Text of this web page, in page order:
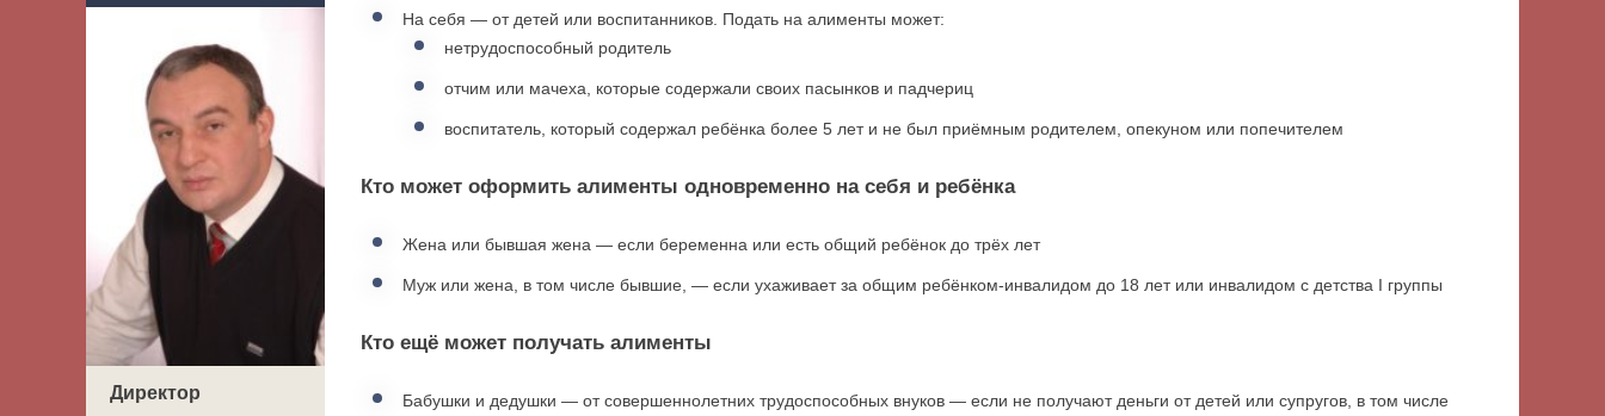
Директор
На себя — от детей или воспитанников. Подать на алименты может:
нетрудоспособный родитель
отчим или мачеха, которые содержали своих пасынков и падчериц
воспитатель, который содержал ребёнка более 5 лет и не был приёмным родителем, опекуном или попечителем
Кто может оформить алименты одновременно на себя и ребёнка
Жена или бывшая жена — если беременна или есть общий ребёнок до трёх лет
Муж или жена, в том числе бывшие, — если ухаживает за общим ребёнком-инвалидом до 18 лет или инвалидом с детства I группы
Кто ещё может получать алименты
Бабушки и дедушки — от совершеннолетних трудоспособных внуков — если не получают деньги от детей или супругов, в том числе